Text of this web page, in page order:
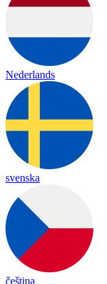
Nederlands
svenska
čeština